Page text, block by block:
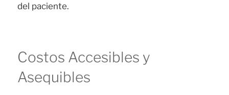
del paciente.
Costos Accesibles y
Asequibles